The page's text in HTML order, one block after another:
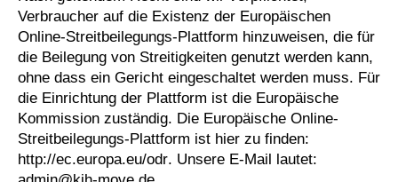
Verbraucher auf die Existenz der Europäischen
Online-Streitbeilegungs-Plattform hinzuweisen, die für
die Beilegung von Streitigkeiten genutzt werden kann,
ohne dass ein Gericht eingeschaltet werden muss. Für
die Einrichtung der Plattform ist die Europäische
Kommission zuständig. Die Europäische Online-
Streitbeilegungs-Plattform ist hier zu finden:
http://ec.europa.eu/odr. Unsere E-Mail lautet: